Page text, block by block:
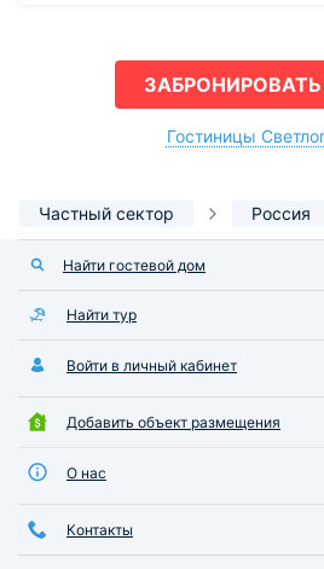
Гостиницы
Частный сектор Россия
Найти гостевой дом
Найти тур
Войти в личный кабинет
Добавить объект размещения
О нас
Контакты